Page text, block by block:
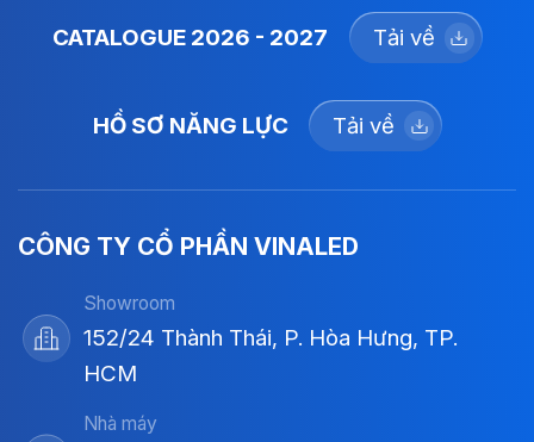
CATALOGUE 2026 - 2027 Tải về
HỒ SƠ NĂNG LỰC Tải về
CÔNG TY CỔ PHẦN VINALED
Showroom
152/24 Thành Thái, P. Hòa Hưng, TP.
HCM
Nhà máy